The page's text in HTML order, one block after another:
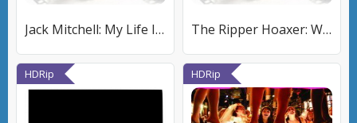
Jack Mitchell: My Life Is Black and White The Ripper Hoaxer: Wearside Jack
HDRip HDRip